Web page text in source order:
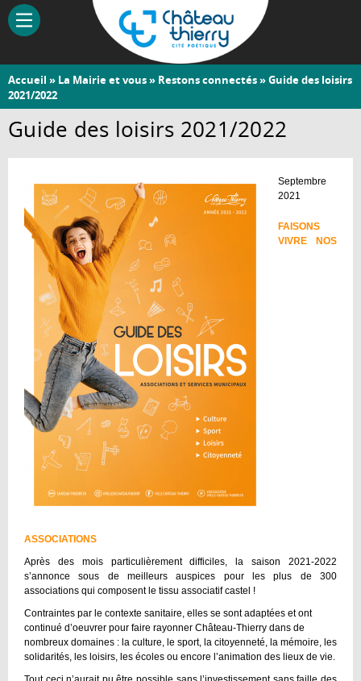
Aller
contenu
Château-
Thierry
Vous
êtes
ici
Accueil » La Mairie et vous» Restons connectés» Guide des loisirs
2021/2022
Guide des loisirs 2021/2022
Septembre
2021
FAISONS
VIVRE NOS
ASSOCIATIONS
Après des mois particulièrement difficiles, la saison 2021-2022
s’annonce sous de meilleurs auspices pour les plus de 300
associations qui composent le tissu associatif castel !
Contraintes par le contexte sanitaire, elles se sont adaptées et ont
continué d’oeuvrer pour faire rayonner Château-Thierry dans de
nombreux domaines : la culture, le sport, la citoyenneté, la mémoire, les
solidarités, les loisirs, les écoles ou encore l’animation des lieux de vie.